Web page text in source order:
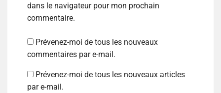
dans le navigateur pour mon prochain
commentaire.
Prévenez-moi de tous les nouveaux
commentaires par e-mail.
Prévenez-moi de tous les nouveaux articles
par e-mail.